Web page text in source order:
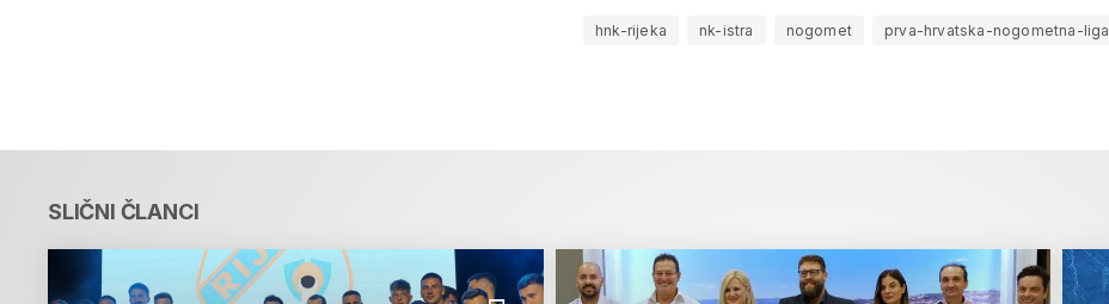
hnk-rijeka nk-istra nogomet prva-hrvatska-nogometna-liga
SLIČNI ČLANCI